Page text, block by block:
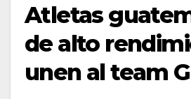
Atletas
de alto
unen al team